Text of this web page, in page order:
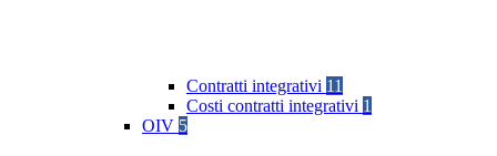
Contratti integrativi 11
Costi contratti integrativi 1
OIV 5